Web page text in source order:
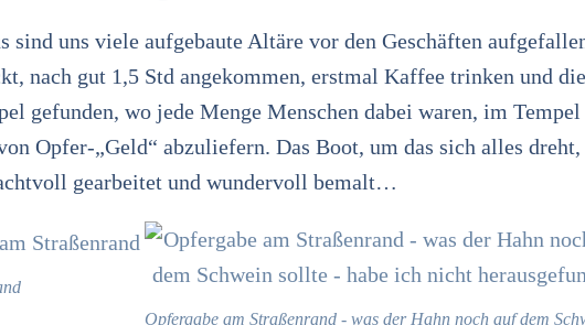
sind uns viele aufgebaute Altäre vor den Geschäften
nach gut 1,5 Std angekommen, erstmal Kaffee trinken und die
gefunden, wo jede Menge Menschen dabei waren, im Tempel
Opfer-„Geld“ abzuliefern. Das Boot, um das sich alles
gearbeitet und wundervoll bemalt…
Opfergabe am Straßenrand - was der Hahn noch auf dem